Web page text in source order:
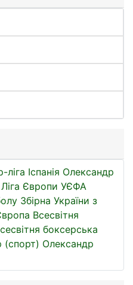
ліга Іспанія Олександр
Ліга Європи УЄФА
Збірна України з
Всесвітня
боксерська
(спорт) Олександр